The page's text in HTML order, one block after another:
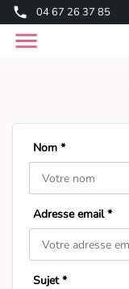
04 67 26 37 85
Nom *
Adresse email *
Sujet *